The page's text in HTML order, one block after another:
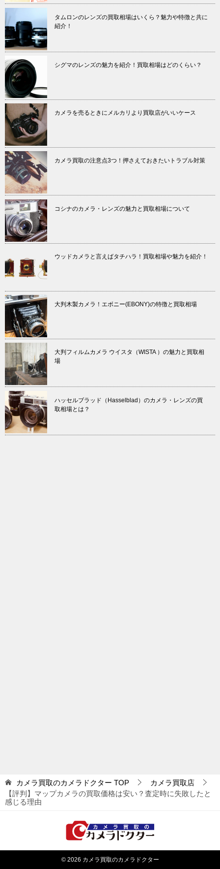
タムロンのレンズの買取相場はいくら？魅力や特徴と共に
紹介！
シグマのレンズの魅力を紹介！買取相場はどのくらい？
カメラを売るときにメルカリより買取店がいいケース
カメラ買取の注意点3つ！押さえておきたいトラブル対策
コシナのカメラ・レンズの魅力と買取相場について
ウッドカメラと言えばタチハラ！買取相場や魅力を紹介！
大判木製カメラ！エボニー(EBONY)の特徴と買取相場
大判フィルムカメラ ウイスタ（WISTA ）の魅力と買取相
場
ハッセルブラッド（Hasselblad）のカメラ・レンズの買
取相場とは？
カメラ買取のカメラドクター TOP
カメラ買取店
【評判】マップカメラの買取価格は安い？査定時に失敗したと
感じる理由
© 2026 カメラ買取のカメラドクター